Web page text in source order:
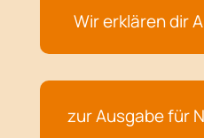
Wir erklären dir
zur Ausgabe für